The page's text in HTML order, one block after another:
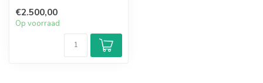
war...
€2.500,00
Op voorraad